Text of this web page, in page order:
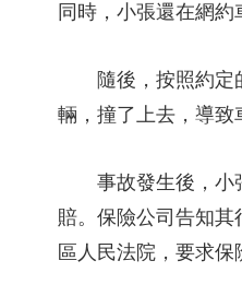
大國展會 大國保險
CCTV.節目官網 直播 節目單
同時，小張還在網
隨後，按照約定的
輛，撞了上去，導致
事故發生後，小張
賠。保險公司告知
區人民法院，要求保